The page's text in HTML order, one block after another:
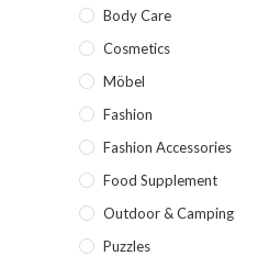
Body Care
Cosmetics
Möbel
Fashion
Fashion Accessories
Food Supplement
Outdoor & Camping
Puzzles